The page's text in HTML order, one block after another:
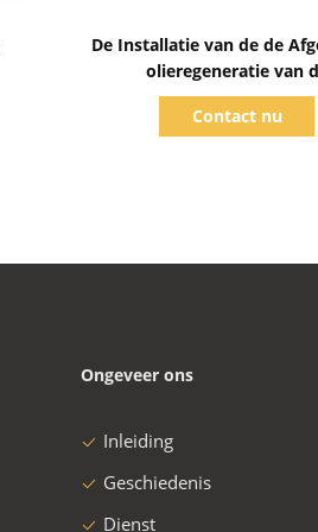
De Installatie van de de
olieregeneratie van
precisiefiltratie 8000L/H
192 kW
Contact nu
Ongeveer ons
Inleiding
Geschiedenis
Dienst